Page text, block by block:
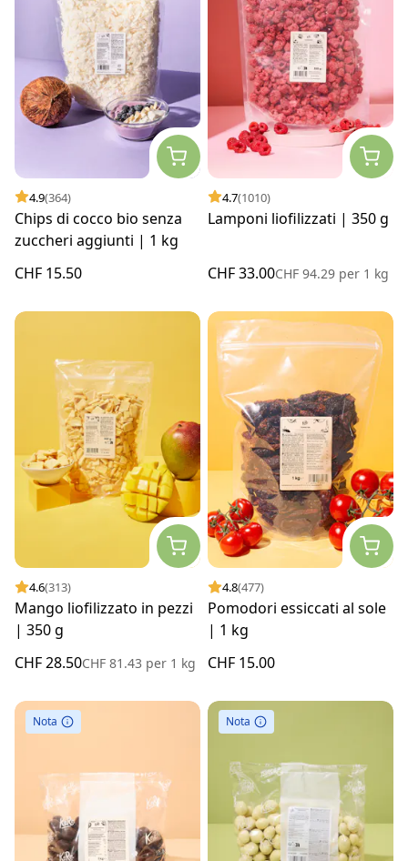
4.9(364)
Chips di cocco bio senza
zuccheri aggiunti | 1 kg
CHF 15.50
4.7(1010)
Lamponi liofilizzati | 350 g
CHF 33.00CHF 94.29 per 1 kg
4.6(313)
Mango liofilizzato in pezzi
| 350 g
CHF 28.50CHF 81.43 per 1 kg
4.8(477)
Pomodori essiccati al sole
| 1 kg
CHF 15.00
Nota Nota